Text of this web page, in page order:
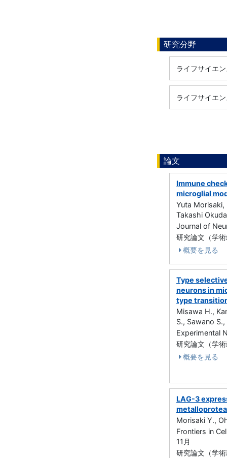
研究分野
ライフサイエ
ライフサイエ
論文
Immune
microglial
Yuta
Takashi
Journal of
研究論文（学
概要を見る
Type
neurons in
type
Misawa H.,
S., Sawano
Experimental
研究論文（学
概要を見る
LAG-3
Morisaki Y.,
Frontiers in
11月
研究論文（学